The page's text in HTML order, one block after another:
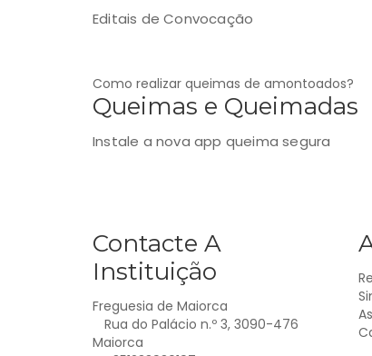
Editais de Convocação
Como realizar queimas de amontoados?
Queimas e Queimadas
Instale a nova app queima segura
Contacte A
Instituição
Freguesia de Maiorca
Rua do Palácio n.º 3, 3090-476
Maiorca